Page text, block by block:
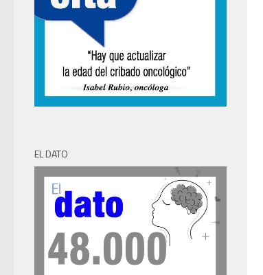
EL DATO